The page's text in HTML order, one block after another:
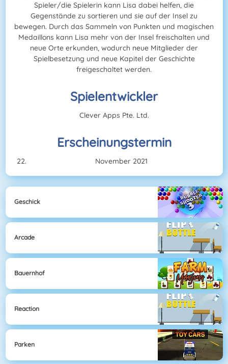
Spieler/die Spielerin kann Lisa dabei helfen, die
Gegenstände zu sortieren und sie auf der Insel zu
bewegen. Durch das Sammeln von Punkten und magischen
Medaillons kann Lisa mehr von der Insel freischalten und
neue Orte erkunden, wodurch neue Mitglieder der
Spielbesetzung und neue Kapitel der Geschichte
freigeschaltet werden.
Spielentwickler
Clever Apps Pte. Ltd.
Erscheinungstermin
November 2021
Geschick
Arcade
Bauernhof
Reaction
Parken